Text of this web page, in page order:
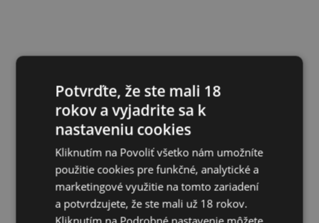
Potvrďte, že ste mali 18
rokov a vyjadrite sa k
nastaveniu cookies
Kliknutím na Povoliť všetko nám umožníte
použitie cookies pre funkčné, analytické a
marketingové využitie na tomto zariadení
a potvrdzujete, že ste mali už 18 rokov.